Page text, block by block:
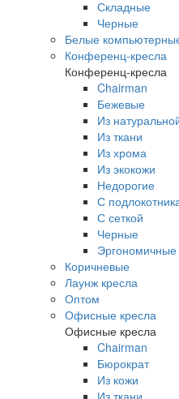
Складные
Черные
Белые
Конференц-кресла
Конференц-кресла
Chairman
Бежевые
Из
Из ткани
Из хрома
Из экокожи
Недорогие
С
С сеткой
Черные
Эргономичные
Коричневые
Лаунж кресла
Оптом
Офисные кресла
Офисные кресла
Chairman
Бюрократ
Из кожи